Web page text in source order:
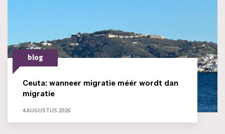
blog
Ceuta: wanneer migratie méér wordt dan
migratie
4 AUGUSTUS 2026